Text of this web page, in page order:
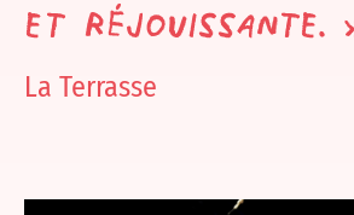
et réjouissante.
La Terrasse